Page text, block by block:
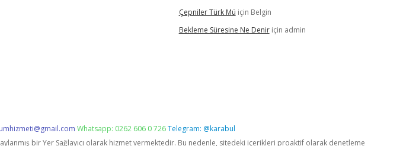
Çepniler Türk Mü için Belgin
Bekleme Süresine Ne Deniriçin admin
Whatsapp: 0262 606 0 726Telegram: @karabul
bir Yer Sağlayıcı olarak hizmet vermektedir. Bu nedenle, sitedeki içerikleri proaktif olarak denetleme